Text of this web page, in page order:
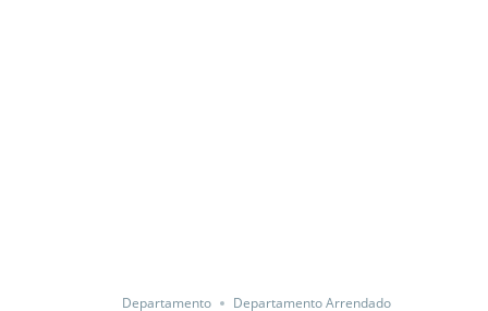
Departamento Departamento Arrendado